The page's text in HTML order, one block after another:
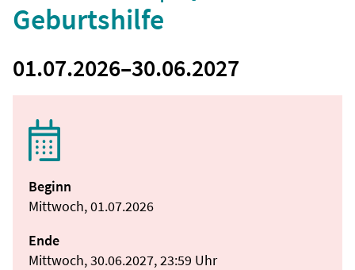
Geburtshilfe
01.07.2026–30.06.2027
Beginn
Mittwoch, 01.07.2026
Ende
Mittwoch, 30.06.2027, 23:59 Uhr